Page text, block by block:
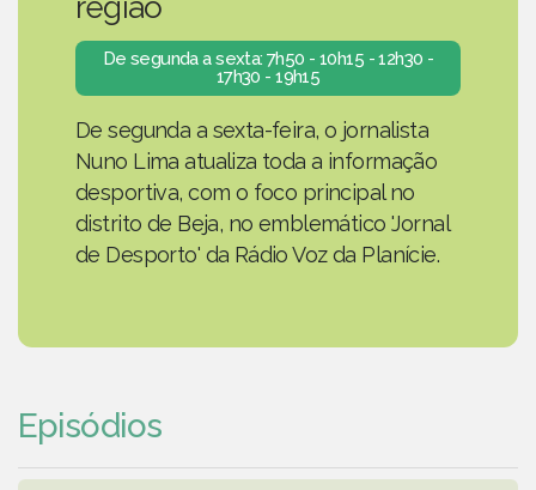
região
De segunda a sexta: 7h50 - 10h15 - 12h30 -
17h30 - 19h15
De segunda a sexta-feira, o jornalista
Nuno Lima atualiza toda a informação
desportiva, com o foco principal no
distrito de Beja, no emblemático 'Jornal
de Desporto' da Rádio Voz da Planície.
Episódios